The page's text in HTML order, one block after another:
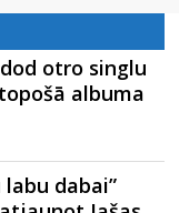
otro singlu
albuma
dabai”